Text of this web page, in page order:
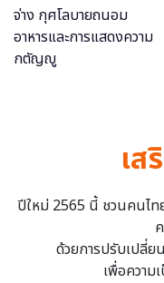
เส
ปีใหม่ 2565 นี้ ชวนคนไท
ด้วยการปรับเปลี่
เพื่อควา